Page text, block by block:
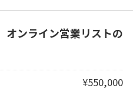
オンライン営業リストの
¥550,000